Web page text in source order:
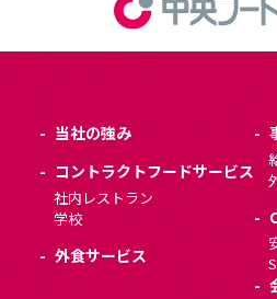
当社の強み
コントラクトフードサービス
社内レストラン
学校
外食サービス